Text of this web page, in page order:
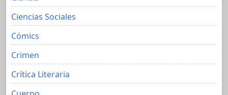
Ciencias Sociales
Cómics
Crimen
Crítica Literaria